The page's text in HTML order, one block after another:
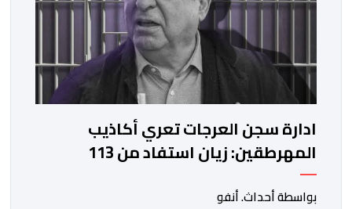
ادارة سجن العرجات تعري أكاذيب
المهرطقين: زيان استفاد من 113
استشارة و50 فحصا طبيا
بواسطة أحداث. أنفو